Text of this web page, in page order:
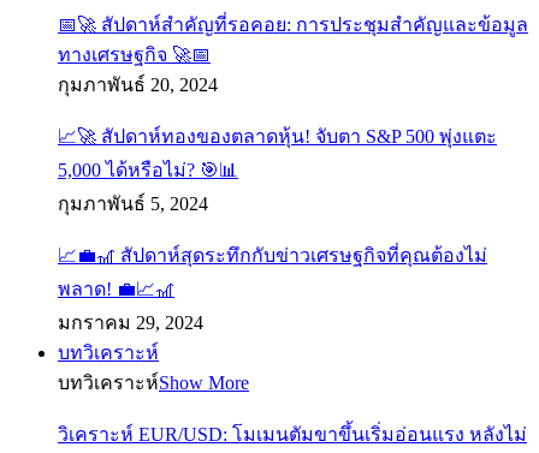
📅🚀 สัปดาห์สำคัญที่รอคอย: การประชุมสำคัญและข้อมูล
ทางเศรษฐกิจ 🚀📅
กุมภาพันธ์ 20, 2024
📈🚀 สัปดาห์ทองของตลาดหุ้น! จับตา S&P 500 พุ่งแตะ
5,000 ได้หรือไม่? 🎯📊
กุมภาพันธ์ 5, 2024
📈💼🎢 สัปดาห์สุดระทึกกับข่าวเศรษฐกิจที่คุณต้องไม่
พลาด! 💼📈🎢
มกราคม 29, 2024
บทวิเคราะห์
บทวิเคราะห์Show More
วิเคราะห์ EUR/USD: โมเมนตัมขาขึ้นเริ่มอ่อนแรง หลังไม่